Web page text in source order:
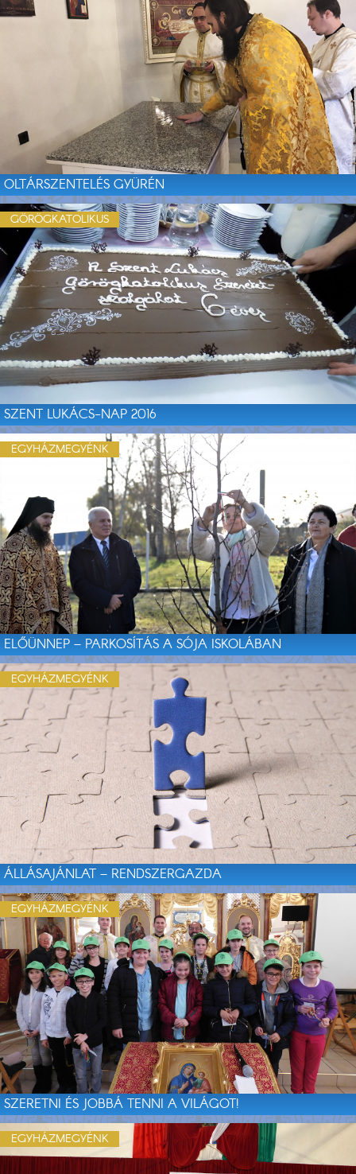
OLTÁRSZENTELÉS GYÜRÉN
SZENT LUKÁCS-NAP 2016
GÖRÖGKATOLIKUS
ELŐÜNNEP – PARKOSÍTÁS A SÓJA ISKOLÁBAN
EGYHÁZMEGYÉNK
ÁLLÁSAJÁNLAT – RENDSZERGAZDA
EGYHÁZMEGYÉNK
SZERETNI ÉS JOBBÁ TENNI A VILÁGOT!
EGYHÁZMEGYÉNK
EGYHÁZMEGYÉNK